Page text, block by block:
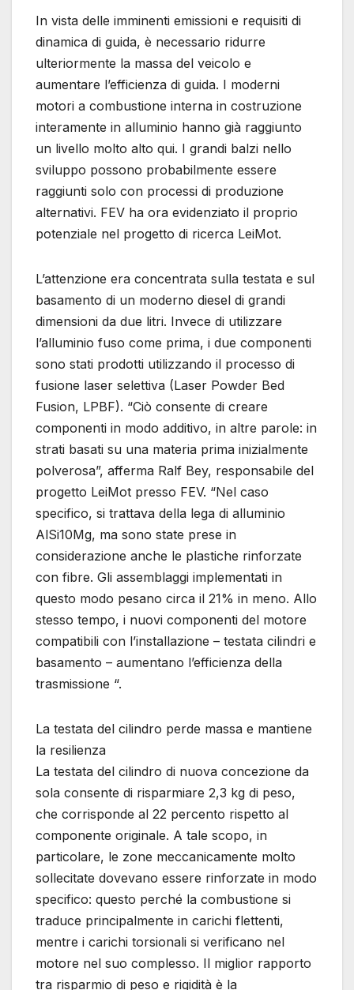
In vista delle imminenti emissioni e requisiti di
dinamica di guida, è necessario ridurre
ulteriormente la massa del veicolo e
aumentare l’efficienza di guida. I moderni
motori a combustione interna in costruzione
interamente in alluminio hanno già raggiunto
un livello molto alto qui. I grandi balzi nello
sviluppo possono probabilmente essere
raggiunti solo con processi di produzione
alternativi. FEV ha ora evidenziato il proprio
potenziale nel progetto di ricerca LeiMot.
L’attenzione era concentrata sulla testata e sul
basamento di un moderno diesel di grandi
dimensioni da due litri. Invece di utilizzare
l’alluminio fuso come prima, i due componenti
sono stati prodotti utilizzando il processo di
fusione laser selettiva (Laser Powder Bed
Fusion, LPBF). “Ciò consente di creare
componenti in modo additivo, in altre parole: in
strati basati su una materia prima inizialmente
polverosa”, afferma Ralf Bey, responsabile del
progetto LeiMot presso FEV. “Nel caso
specifico, si trattava della lega di alluminio
AlSi10Mg, ma sono state prese in
considerazione anche le plastiche rinforzate
con fibre. Gli assemblaggi implementati in
questo modo pesano circa il 21% in meno. Allo
stesso tempo, i nuovi componenti del motore
compatibili con l’installazione – testata cilindri e
basamento – aumentano l’efficienza della
trasmissione “.
La testata del cilindro perde massa e mantiene
la resilienza
La testata del cilindro di nuova concezione da
sola consente di risparmiare 2,3 kg di peso,
che corrisponde al 22 percento rispetto al
componente originale. A tale scopo, in
particolare, le zone meccanicamente molto
sollecitate dovevano essere rinforzate in modo
specifico: questo perché la combustione si
traduce principalmente in carichi flettenti,
mentre i carichi torsionali si verificano nel
motore nel suo complesso. Il miglior rapporto
tra risparmio di peso e rigidità è la